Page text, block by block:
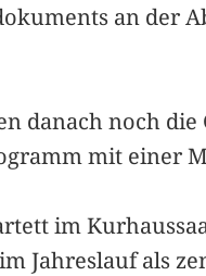
an der
noch die
mit einer
im
Jahreslauf als